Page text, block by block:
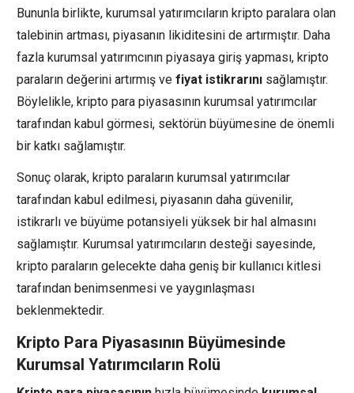
Bununla birlikte, kurumsal yatırımcıların kripto paralara olan
talebinin artması, piyasanın likiditesini de artırmıştır. Daha
fazla kurumsal yatırımcının piyasaya giriş yapması, kripto
paraların değerini artırmış ve fiyat istikrarını sağlamıştır.
Böylelikle, kripto para piyasasının kurumsal yatırımcılar
tarafından kabul görmesi, sektörün büyümesine de önemli
bir katkı sağlamıştır.
Sonuç olarak, kripto paraların kurumsal yatırımcılar
tarafından kabul edilmesi, piyasanın daha güvenilir,
istikrarlı ve büyüme potansiyeli yüksek bir hal almasını
sağlamıştır. Kurumsal yatırımcıların desteği sayesinde,
kripto paraların gelecekte daha geniş bir kullanıcı kitlesi
tarafından benimsenmesi ve yaygınlaşması
beklenmektedir.
Kripto Para Piyasasının Büyümesinde
Kurumsal Yatırımcıların Rolü